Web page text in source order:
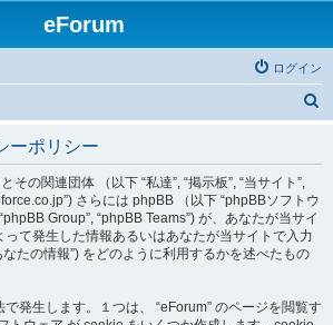
eForum
ログイン
ーポリシー
その関連団体 （以下 “私達”, “掲示板”, “当サイト”,
さらには phpBB （以下 “phpBBソフトウ
Group”, “phpBB Teams”) が、あなたが当サイ
って発生した情報あるいはあなたが当サイトで入力
なたの情報”) をどのように利用するかを述べたもの
発生します。１つは、 “eForum” のページを閲覧す